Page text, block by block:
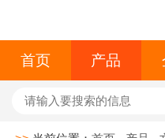
首页 产品